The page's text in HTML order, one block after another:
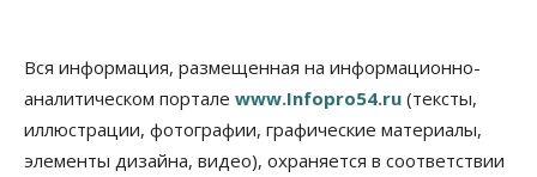
Общество
Новосибирцы будут получать квитанции за ЖКУ
по-новому
08 Августа 2026, 09:00
Вся информация, размещенная на информационно-
аналитическом портале www.Infopro54.ru (тексты,
иллюстрации, фотографии, графические материалы,
элементы дизайна, видео), охраняется в соответствии